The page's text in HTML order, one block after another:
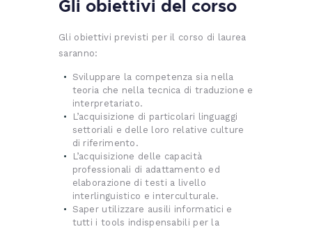
Gli obiettivi del corso
Gli obiettivi previsti per il corso di laurea
saranno:
Sviluppare la competenza sia nella
teoria che nella tecnica di traduzione e
interpretariato.
L’acquisizione di particolari linguaggi
settoriali e delle loro relative culture
di riferimento.
L’acquisizione delle capacità
professionali di adattamento ed
elaborazione di testi a livello
interlinguistico e interculturale.
Saper utilizzare ausili informatici e
tutti i tools indispensabili per la